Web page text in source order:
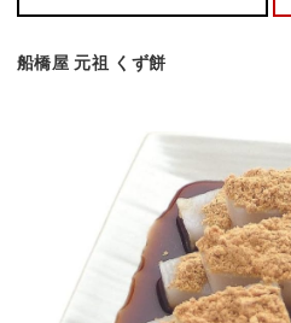
船橋屋 元祖 くず餅